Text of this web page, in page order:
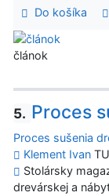
Do košíka
článok
5. Proces
Proces sušenia
Klement Ivan
Stolársky
drevárskej a